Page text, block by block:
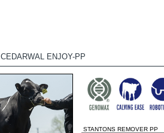
CEDARWAL ENJOY-PP
STANTONS REMOVER PP